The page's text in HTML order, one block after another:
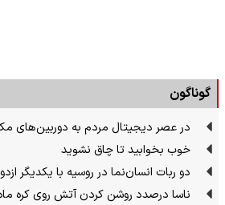
گوناگون
در عصر دیجیتال مردم به دوربین‌های
خوب بخوابید تا چاق نشوید
دو ربات انسان‌نما در روسیه با یکدیگر
ناسا درصدد روشن کردن آتش روی کره